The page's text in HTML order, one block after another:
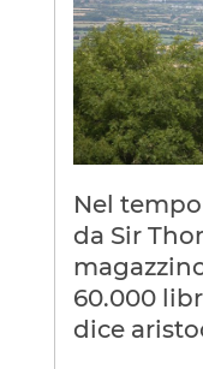
Nel
da Sir
60.000
dice